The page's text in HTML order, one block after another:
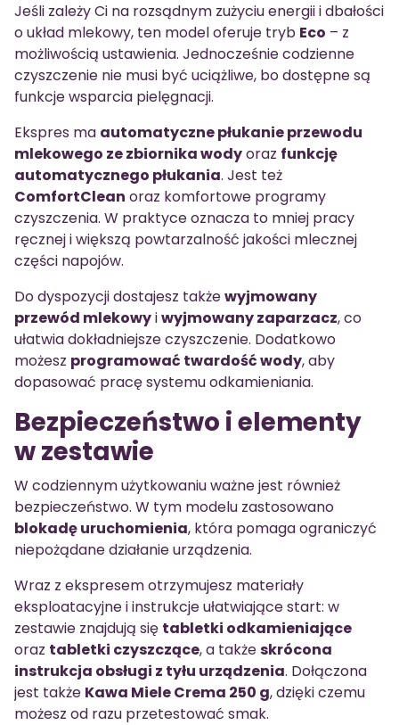
Jeśli zależy Ci na rozsądnym zużyciu energii i dbałości
o układ mlekowy, ten model oferuje tryb Eco – z
możliwością ustawienia. Jednocześnie codzienne
czyszczenie nie musi być uciążliwe, bo dostępne są
funkcje wsparcia pielęgnacji.
Ekspres ma automatyczne płukanie przewodu
mlekowego ze zbiornika wodyoraz funkcję
automatycznego płukania. Jest też
ComfortClean oraz komfortowe programy
czyszczenia. W praktyce oznacza to mniej pracy
ręcznej i większą powtarzalność jakości mlecznej
części napojów.
Do dyspozycji dostajesz takżewyjmowany
przewód mlekowyiwyjmowany zaparzacz, co
ułatwia dokładniejsze czyszczenie. Dodatkowo
możesz programować twardość wody, aby
dopasować pracę systemu odkamieniania.
Bezpieczeństwo i elementy
w zestawie
W codziennym użytkowaniu ważne jest również
bezpieczeństwo. W tym modelu zastosowano
blokadę uruchomienia, która pomaga ograniczyć
niepożądane działanie urządzenia.
Wraz z ekspresem otrzymujesz materiały
eksploatacyjne i instrukcje ułatwiające start: w
zestawie znajdują się tabletki odkamieniające
oraz tabletki czyszczące, a takżeskrócona
instrukcja obsługi z tyłu urządzenia. Dołączona
jest także Kawa Miele Crema 250 g, dzięki czemu
możesz od razu przetestować smak.